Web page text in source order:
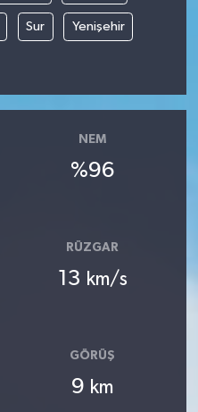
Sur Yenişehir
NEM
%96
RÜZGAR
13 km/s
GÖRÜŞ
9 km